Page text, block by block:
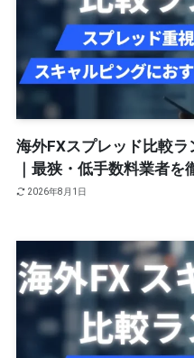
海外FXスプレッド比較ラ
｜最狭・低手数料業者を
2026年8月1日